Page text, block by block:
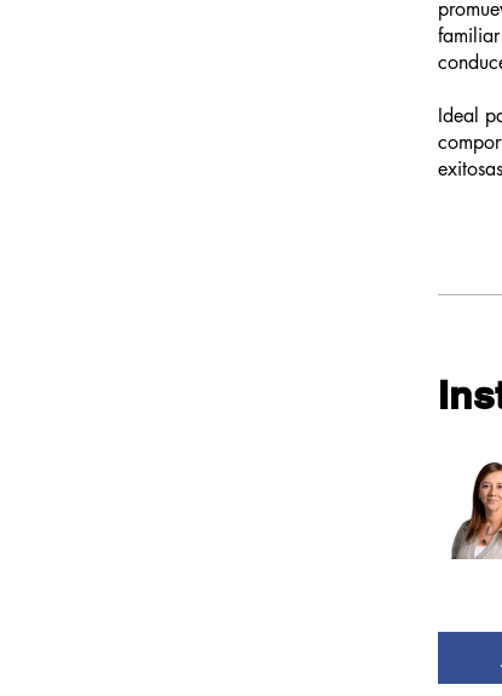
Ideal
exitosas